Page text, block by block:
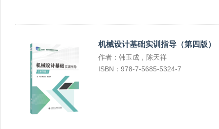
机械设计基础实训指导（第四版）
作者：韩玉成，陈天祥
ISBN：978-7-5685-5324-7